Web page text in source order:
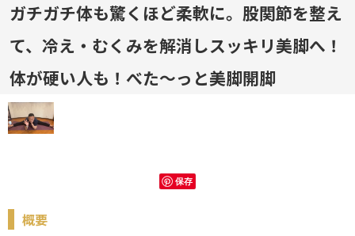
ガチガチ体も驚くほど柔軟に。股関節を整え
て、冷え・むくみを解消しスッキリ美脚へ！
体が硬い人も！べた～っと美脚開脚
保存
概要